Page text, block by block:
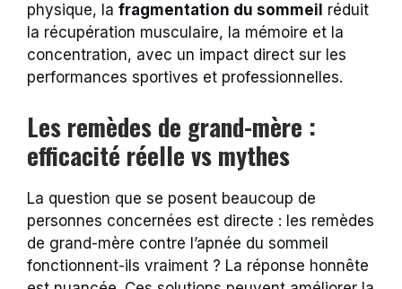
physique, la fragmentation du sommeil réduit
la récupération musculaire, la mémoire et la
concentration, avec un impact direct sur les
performances sportives et professionnelles.
Les remèdes de grand-mère :
efficacité réelle vs mythes
La question que se posent beaucoup de
personnes concernées est directe : les remèdes
de grand-mère contre l’apnée du sommeil
fonctionnent-ils vraiment ? La réponse honnête